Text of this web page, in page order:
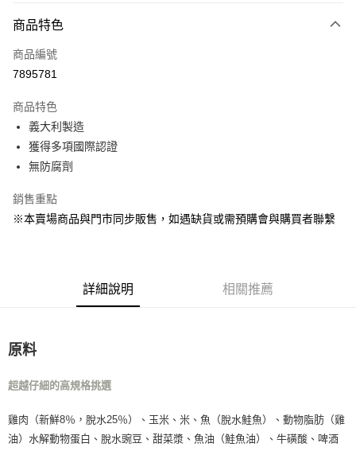
信用卡一次付款
LINE Pay
街口支付
Google Pay
運送方式
宅配
每筆NT$160，滿NT$5,000(含以上)免運費
免運費
商品特色
商品編號
7895781
商品特色
義大利製造
獲得多項國際認證
無防腐劑
銷售重點
※本賣場商品與門市同步販售，如遇缺貨或需預購會與購買者聯繫
詳細說明 相關推薦
原料
超越仔細的高規格挑選
雞肉（新鮮8％，脫水25％）、玉米、米、魚（脫水鮭魚）、動物脂肪（雞
油）水解動物蛋白、脫水豌豆、甜菜漿、魚油（鮭魚油）、牛磺酸、啤酒